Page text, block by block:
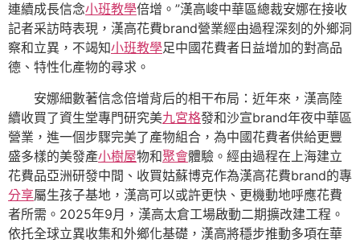
連續成長信念小班教學倍增。”漢高峻中華區總裁安娜在接收
記者采訪時表現，漢高花費brand營業經由過程深刻的外鄉洞
察和立異，不竭知小班教學足中國花費者日益增加的對高品
德、特性化產物的尋求。
安娜細數著信念倍增背后的相干布局：近年來，漢高陸
續收買了資生堂專門研究美九宮格發和沙宣brand年夜中華區
營業，進一個步驟完美了產物組合，為中國花費者供給更豐
盛多樣的美發產小樹屋物和聚會體驗。經由過程在上海建立
花費品亞洲研發中間、收買姑蘇博克作為漢高花費brand的專
分享屬生孩子基地，漢高可以或許更快、更機動地呼應花費
者所需。2025年9月，漢高太倉工場啟動二期擴改建工程。
依托全球立異收集和外鄉化基礎，漢高將穩步推動多項在華